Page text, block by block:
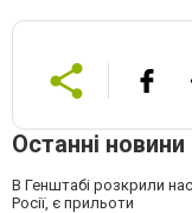
Останні новини
В Генштабі розкрили
Росії, є прильоти